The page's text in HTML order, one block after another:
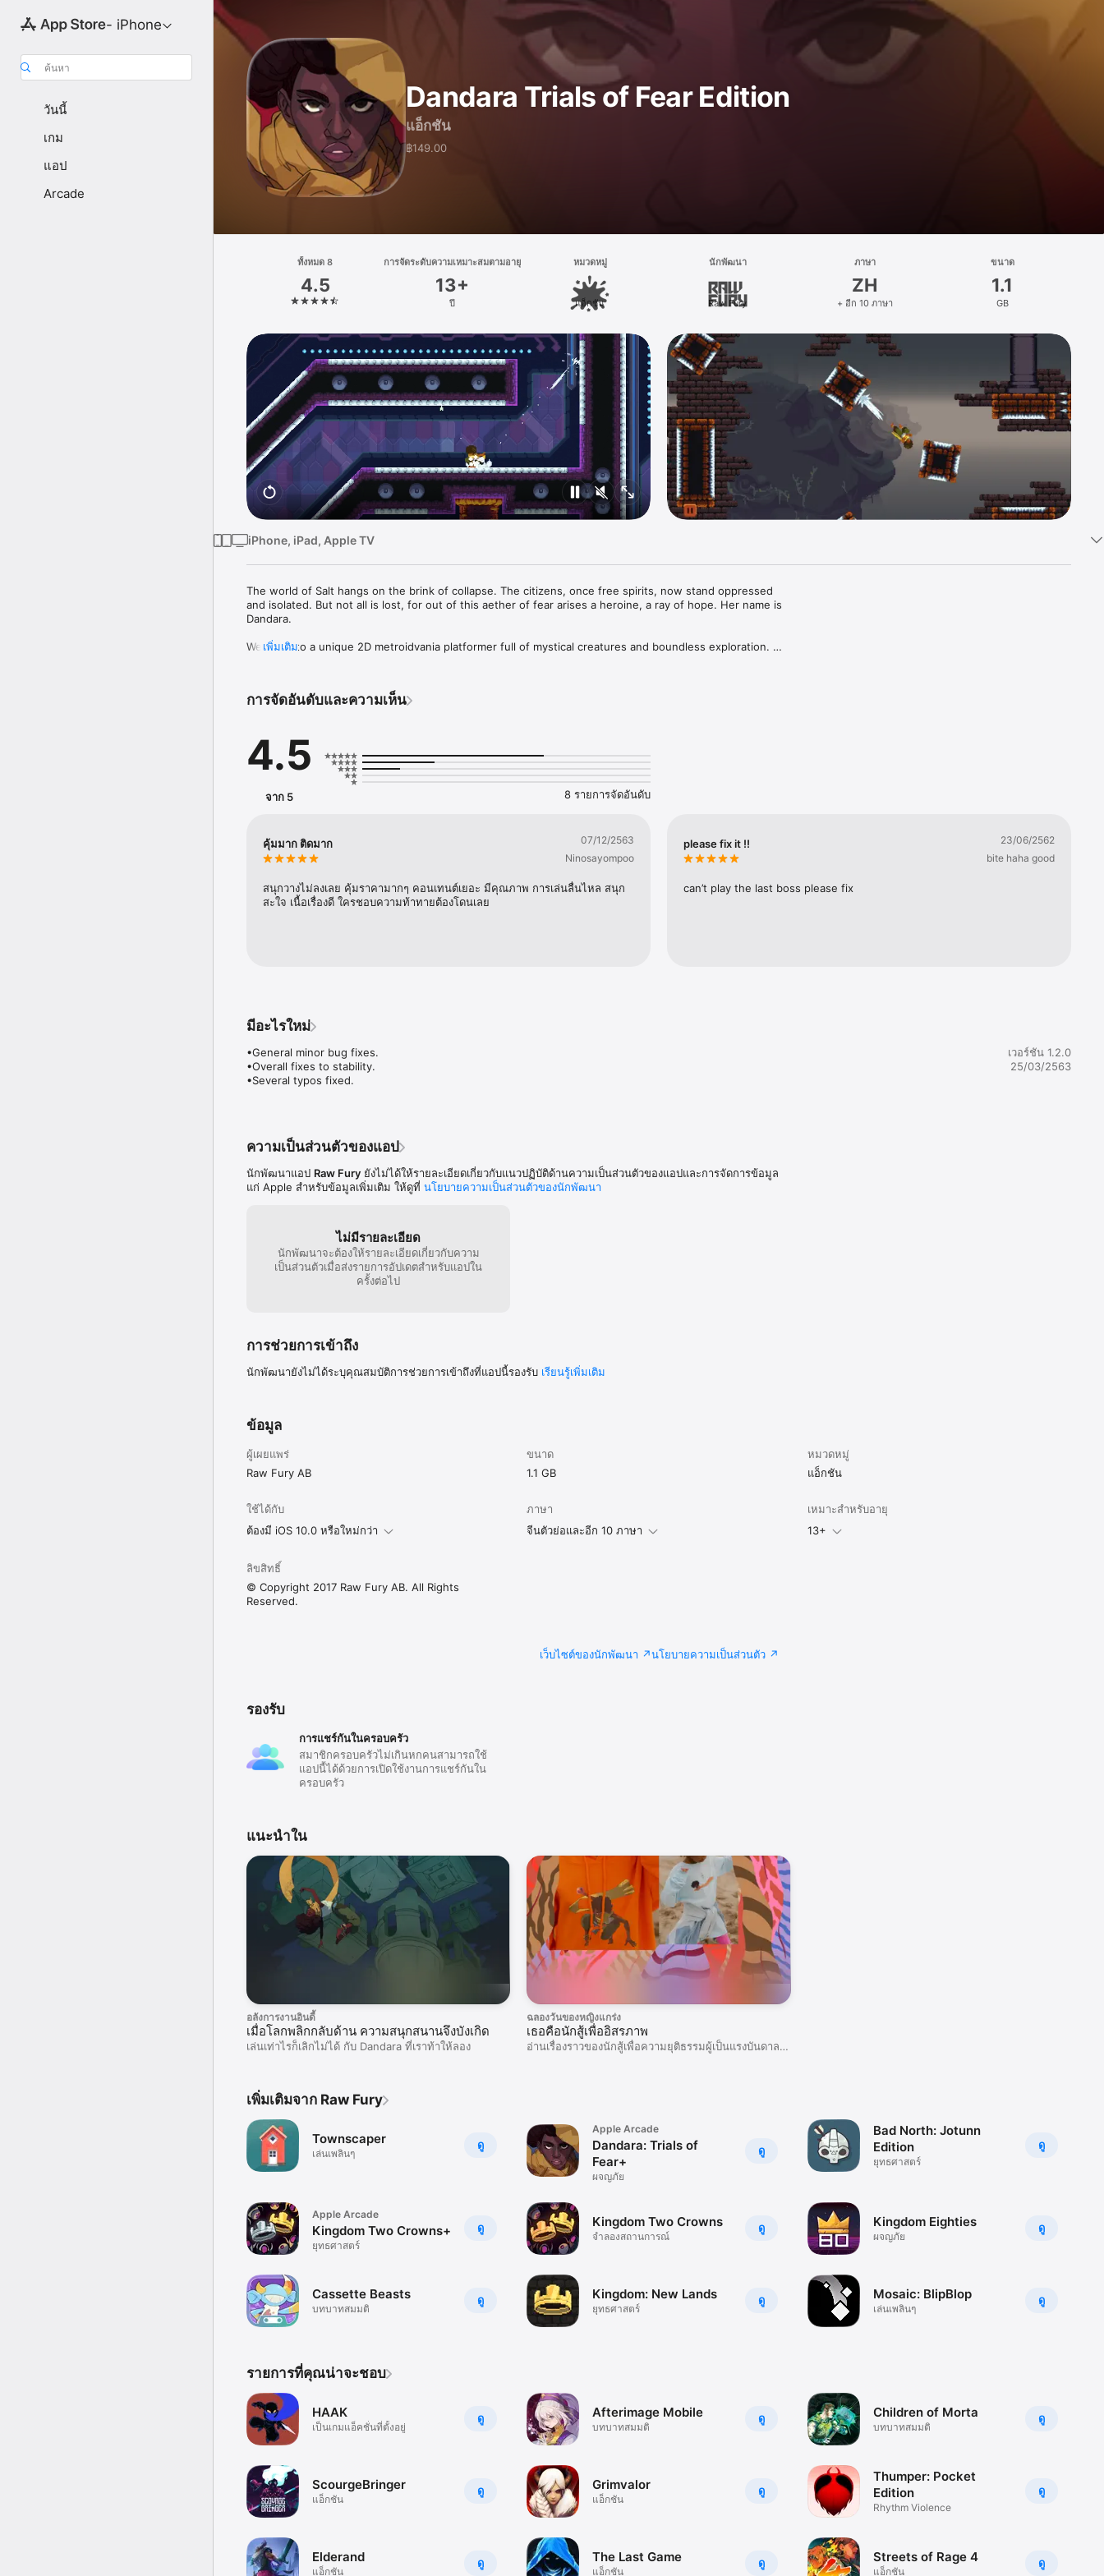
- iPhone
ค้นหา
วันนี้
เกม
แอป
Arcade
Dandara Trials of Fear Edition
แอ็กชัน
฿149.00
ทั้งหมด 8
4.5
การจัดระดับความเหมาะสมตามอายุ
13+
ปี
หมวดหมู่
แอ็กชัน
นักพัฒนา
Raw Fury
ภาษา
ZH
+ อีก 10 ภาษา
ขนาด
1.1
GB
iPhone, iPad, Apple TV
The world of Salt hangs on the brink of collapse. The citizens, once free spirits, now stand oppressed
and isolated. But not all is lost, for out of this aether of fear arises a heroine, a ray of hope. Her name is
Dandara.
Welcome to a unique 2D metroidvania platformer full of mystical creatures and boundless exploration.
and survival against enemies bent on oppression.
ENTER THE HIDDEN REALMS - The Trials of Fear Edition* adds 3 new areas to explore, a new big boss,
new powers and mechanics, new music tracks, a new secret ending, as well as many quality of life
updates and more!
UNCOVER THE SALT - The Trials of Fear Edition adds a whole new focus on story, fleshing out the lore
INNOVATIVE CONTROLS - Built natively for both touchscreen and gamepad input, movement and combat
BOUNDLESS EXPLORATION - Traverse across the esoteric world of Salt through fast and fluid jumps off
* Dandara: Trials of Fear Edition content is free to download to all existing owners of Dandara.
เพิ่มเติม
การจัดอันดับและความเห็น
4.5
จาก 5 8 รายการจัดอันดับ
คุ้มมาก ติดมาก
07/12/2563
Ninosayompoo
สนุกวางไม่ลงเลย คุ้มราคามากๆ คอนเทนต์เยอะ มีคุณภาพ การเล่นลื่นไหล สนุก
สะใจ เนื้อเรื่องดี ใครชอบความท้าทายต้องโดนเลย
please fix it !!
23/06/2562
bite haha good
can’t play the last boss please fix
มีอะไรใหม่
•General minor bug fixes.
•Overall fixes to stability.
•Several typos fixed.
เวอร์ชัน 1.2.0
25/03/2563
ความเป็นส่วนตัวของแอป
นักพัฒนาแอป Raw Fury ยังไม่ได้ให้รายละเอียดเกี่ยวกับแนวปฏิบัติด้านความเป็นส่วนตัวของแอปและการจัดการข้อมูล
แก่ Apple สำหรับข้อมูลเพิ่มเติม ให้ดูที่ นโยบายความเป็นส่วนตัวของนักพัฒนา
ไม่มีรายละเอียด
นักพัฒนาจะต้องให้รายละเอียดเกี่ยวกับความ
เป็นส่วนตัวเมื่อส่งรายการอัปเดตสำหรับแอปใน
ครั้งต่อไป
การช่วยการเข้าถึง
นักพัฒนายังไม่ได้ระบุคุณสมบัติการช่วยการเข้าถึงที่แอปนี้รองรับ เรียนรู้เพิ่มเติม
ข้อมูล
ผู้เผยแพร่
Raw Fury AB
ขนาด
1.1 GB
หมวดหมู่
แอ็กชัน
ใช้ได้กับ
ต้องมี iOS 10.0 หรือใหม่กว่า
ภาษา
จีนตัวย่อและอีก 10 ภาษา
เหมาะสำหรับอายุ
13+
ลิขสิทธิ์
© Copyright 2017 Raw Fury AB. All Rights
Reserved.
เว็บไซต์ของนักพัฒนา นโยบายความเป็นส่วนตัว
รองรับ
การแชร์กันในครอบครัว
สมาชิกครอบครัวไม่เกินหกคนสามารถใช้
แอปนี้ได้ด้วยการเปิดใช้งานการแชร์กันใน
ครอบครัว
แนะนำใน
อลังการงานอินดี้
เมื่อโลกพลิกกลับด้าน ความสนุกสนานจึงบังเกิด
เล่นเท่าไรก็เลิกไม่ได้ กับ Dandara ที่เราท้าให้ลอง
ฉลองวันของหญิงแกร่ง
เธอคือนักสู้เพื่ออิสรภาพ
อ่านเรื่องราวของนักสู้เพื่อความยุติธรรมผู้เป็นแรงบันดาล
เพิ่มเติมจาก Raw Fury
ดู
Townscaper
เล่นเพลินๆ
ดู
Apple Arcade
Kingdom Two Crowns+
ยุทธศาสตร์
ดู
Cassette Beasts
บทบาทสมมติ
ดู
Apple Arcade
Dandara: Trials of
Fear+
ผจญภัย
ดู
Kingdom Two Crowns
จำลองสถานการณ์
ดู
Kingdom: New Lands
ยุทธศาสตร์
ดู
Bad North: Jotunn
Edition
ยุทธศาสตร์
ดู
Kingdom Eighties
ผจญภัย
ดู
Mosaic: BlipBlop
เล่นเพลินๆ
รายการที่คุณน่าจะชอบ
ดู
HAAK
เป็นเกมแอ็คชั่นที่ตั้งอยู่
ดู
ScourgeBringer
แอ็กชัน
ดู
Elderand
แอ็กชัน
ดู
Afterimage Mobile
บทบาทสมมติ
ดู
Grimvalor
แอ็กชัน
ดู
The Last Game
แอ็กชัน
ดู
Children of Morta
บทบาทสมมติ
ดู
Thumper: Pocket
Edition
Rhythm Violence
ดู
Streets of Rage 4
แอ็กชัน